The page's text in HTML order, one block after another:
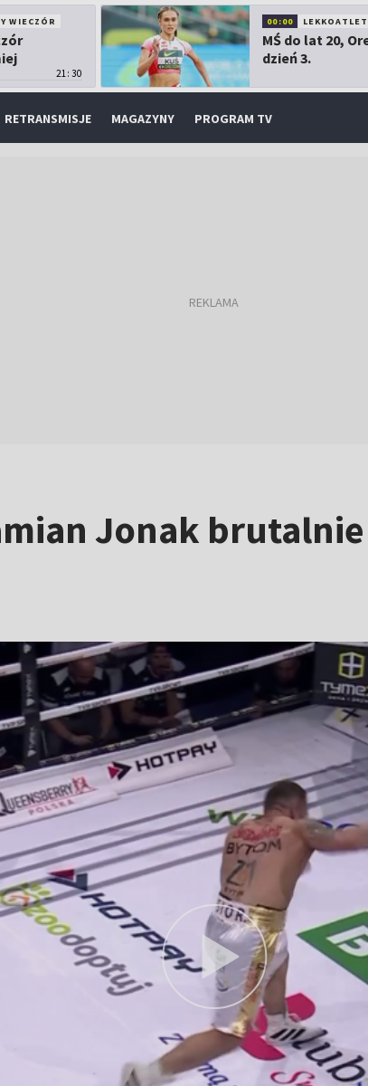
WIECZÓR
21:30
00:00
MŚ do lat 20,
dzień 3.
RETRANSMISJE MAGAZYNY PROGRAM TV
Jonak